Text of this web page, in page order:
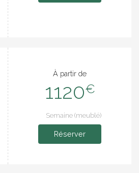
À partir de
1120€
Semaine (meublé)
Réserver